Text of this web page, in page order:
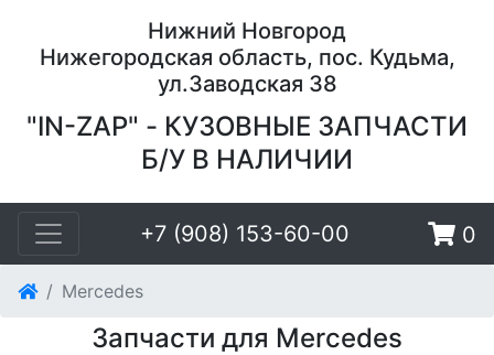
Нижний Новгород
Нижегородская область, пос. Кудьма,
ул.Заводская 38
"IN-ZAP" - КУЗОВНЫЕ ЗАПЧАСТИ
Б/У В НАЛИЧИИ
+7 (908) 153-60-00 0
Mercedes
Запчасти для Mercedes